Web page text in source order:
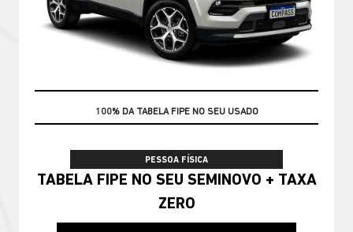
TAXA ZERO
PESSOA FÍSICA
TABELA FIPE NO SEU SEMINOVO + TAXA
ZERO